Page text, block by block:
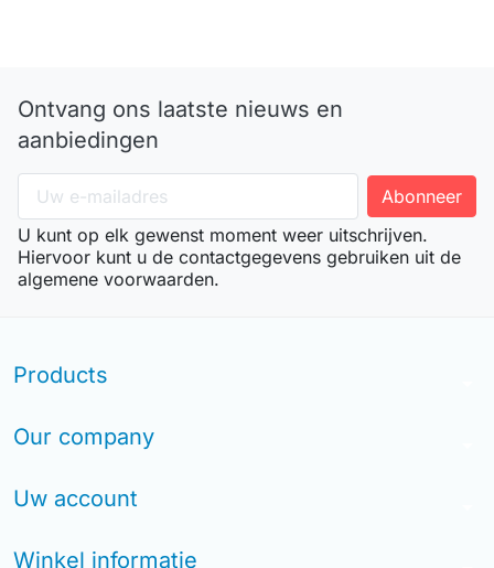
Ontvang ons laatste nieuws en
aanbiedingen
U kunt op elk gewenst moment weer uitschrijven.
Hiervoor kunt u de contactgegevens gebruiken uit de
algemene voorwaarden.
Products
Our company
Uw account
Winkel informatie